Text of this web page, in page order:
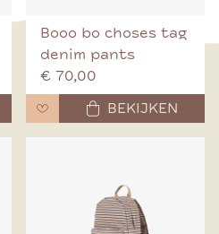
Booo bo choses tag
denim pants
€ 70,00
BEKIJKEN